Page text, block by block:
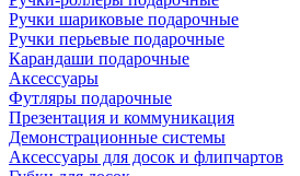
Ручки шариковые подарочные
Ручки перьевые подарочные
Карандаши подарочные
Аксессуары
Футляры подарочные
Презентация и коммуникация
Демонстрационные системы
Аксессуары для досок и флипчартов